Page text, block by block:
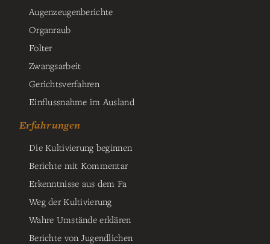
Augenzeugenberichte
Organraub
Folter
Zwangsarbeit
Gerichtsverfahren
Einflussnahme im Ausland
Erfahrungen
Die Kultivierung beginnen
Berichte mit Kommentar
Erkenntnisse aus dem Fa
Weg der Kultivierung
Wahre Umstände erklären
Berichte von Jugendlichen